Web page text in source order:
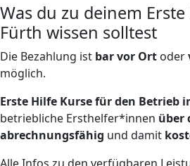
Was du zu deinem
Fürth wissen solltest
Die Bezahlung ist bar vor Ort oder
möglich.
Erste Hilfe Kurse für den Betrieb
betriebliche Ersthelfer*innen über
abrechnungsfähig und damit